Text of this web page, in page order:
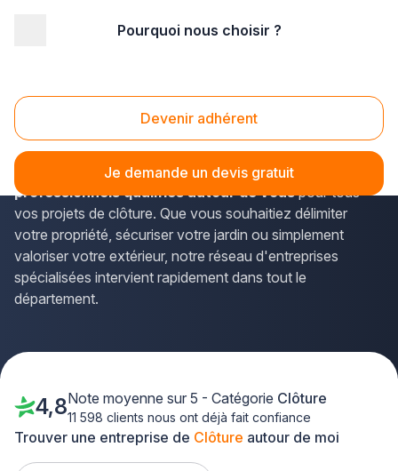
Pourquoi nous choisir ?
Devenir adhérent
Je demande un devis gratuit
Cloture Gard (30)
Vous envisagez l'installation d'une clôture dans le Gard ?
La solution Plus que pro vous met en relation avec
professionnels qualifiés autour de vouspour tous
vos projets de clôture. Que vous souhaitiez délimiter
votre propriété, sécuriser votre jardin ou simplement
valoriser votre extérieur, notre réseau d'entreprises
spécialisées intervient rapidement dans tout le
département.
Trouver une entreprise de Clôture autour de moi
4,8Note moyenne sur 5 - Catégorie Clôture
11 598 clients nous ont déjà fait confiance